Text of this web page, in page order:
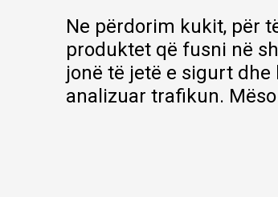
Ne përdorim kukit, për
produktet që fusni në
jonë të jetë e sigurt
analizuar trafikun.